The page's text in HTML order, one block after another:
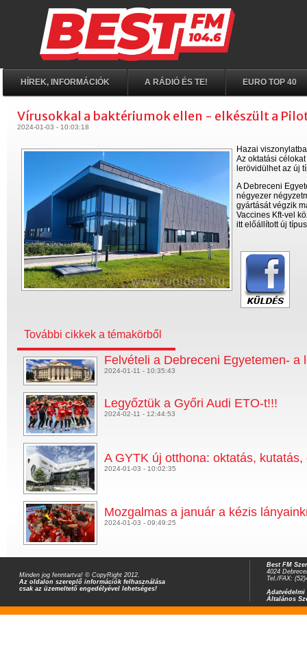
HÍREK, INFORMÁCIÓK A RÁDIÓ ÉS TE! EURO TOP 40
Vírusokkal a baktériumok ellen - elkészült a
2024-01-03 - 10:03:18
Hazai
Az oktatási
lerövidülhet az új
A Debreceni
négyezer
gyártását végzik
Vaccines Kft-vel
itt előállított új
További cikkek a témakörből
Felvételi a Debreceni Egyetemen-
2024-01-11 - 10:35:43
Legyőztük a Győri Audi ETO-t!!!
2024-02-11 - 12:44:53
A GYTK új otthona: oktatás,
2024-01-03 - 10:02:35
Mozgalmas a január a kézis
2024-01-03 - 09:49:25
Minden jog fenntartva! © CopyRight 2012.
Az oldalon szereplő információk felhasználása
csak az üzemeltető engedélyével lehetséges!
Best FM
4024
Tel./FAX:
Adatvédelmi
Általános